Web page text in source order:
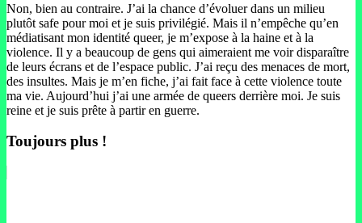
Non, bien au contraire. J’ai la chance d’évoluer dans un milieu
plutôt safe pour moi et je suis privilégié. Mais il n’empêche qu’en
médiatisant mon identité queer, je m’expose à la haine et à la
violence. Il y a beaucoup de gens qui aimeraient me voir disparaître
de leurs écrans et de l’espace public. J’ai reçu des menaces de mort,
des insultes. Mais je m’en fiche, j’ai fait face à cette violence toute
ma vie. Aujourd’hui j’ai une armée de queers derrière moi. Je suis
reine et je suis prête à partir en guerre.
Toujours plus !